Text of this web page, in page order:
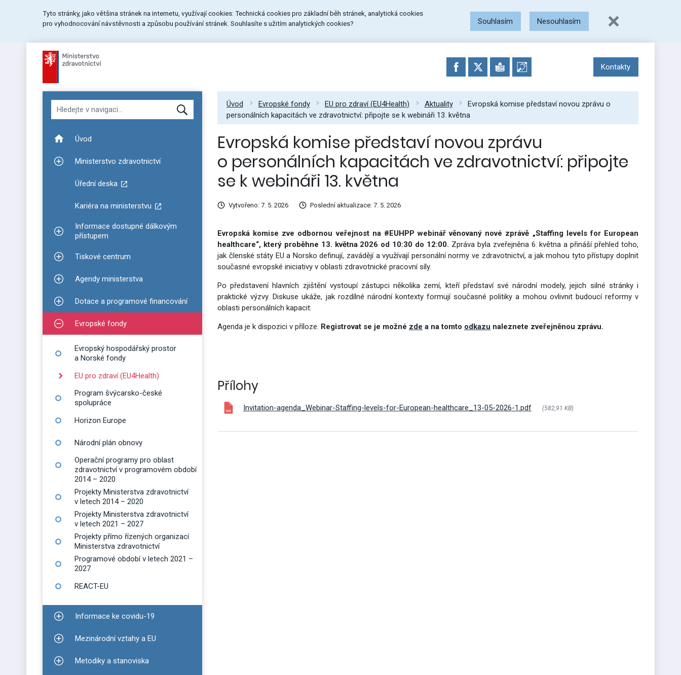
Tyto stránky, jako většina stránek na internetu, využívají cookies: Technická cookies pro základní běh stránek, analytická cookies
pro vyhodnocování návstěvnosti a způsobu používání stránek. Souhlasíte s užitím analytických cookies?
Souhlasím Nesouhlasím
Kontakty
Hledat v navigaci
Úvod
Zobrazit podmenu pro Ministerstvo zdravotnictví
Ministerstvo zdravotnictví
Úřední deska
Kariéra na ministerstvu
Zobrazit podmenu pro Informace dostupné dálkovým přístupem
Informace dostupné dálkovým
přístupem
Zobrazit podmenu pro Tiskové centrum
Tiskové centrum
Zobrazit podmenu pro Agendy ministerstva
Agendy ministerstva
Zobrazit podmenu pro Dotace a programové financování
Dotace a programové financování
Zobrazit podmenu pro Evropské fondy
Evropské fondy
Evropský hospodářský prostor
a Norské fondy
EU pro zdraví (EU4Health)
Program švýcarsko-české
spolupráce
Horizon Europe
Národní plán obnovy
Operační programy pro oblast
zdravotnictví v programovém období
2014 – 2020
Projekty Ministerstva zdravotnictví
v letech 2014 – 2020
Projekty Ministerstva zdravotnictví
v letech 2021 – 2027
Projekty přímo řízených organizací
Ministerstva zdravotnictví
Programové období v letech 2021 –
2027
REACT-EU
Zobrazit podmenu pro Informace ke covidu-19
Informace ke covidu-19
Zobrazit podmenu pro Mezinárodní vztahy a EU
Mezinárodní vztahy a EU
Zobrazit podmenu pro Metodiky a stanoviska
Metodiky a stanoviska
Úvod Evropské fondy EU pro zdraví (EU4Health) Aktuality
Evropská komise představí novou zprávu o
personálních kapacitách ve zdravotnictví: připojte se k webináři 13. května
Evropská komise představí novou zprávu
o personálních kapacitách ve zdravotnictví: připojte
se k webináři 13. května
Vytvořeno: 7. 5. 2026 Poslední aktualizace: 7. 5. 2026
Evropská komise zve odbornou veřejnost na #EUHPP webinář věnovaný nové zprávě „Staffing levels for European
healthcare“, který proběhne 13. května 2026 od 10:30 do 12:00. Zpráva byla zveřejněna 6. května a přináší přehled toho,
jak členské státy EU a Norsko definují, zavádějí a využívají personální normy ve zdravotnictví, a jak mohou tyto přístupy doplnit
současné evropské iniciativy v oblasti zdravotnické pracovní síly.
Po představení hlavních zjištění vystoupí zástupci několika zemí, kteří představí své národní modely, jejich silné stránky i
praktické výzvy. Diskuse ukáže, jak rozdílné národní kontexty formují současné politiky a mohou ovlivnit budoucí reformy v
oblasti personálních kapacit.
Agenda je k dispozici v příloze. Registrovat se je možné zde a na tomto odkazu naleznete zveřejněnou zprávu.
Přílohy
Invitation-agenda_Webinar-Staffing-levels-for-European-healthcare_13-05-2026-1.pdf (582,91 KB)